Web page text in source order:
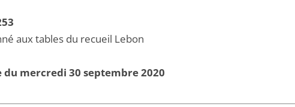
aux tables du recueil Lebon
du mercredi 30 septembre 2020